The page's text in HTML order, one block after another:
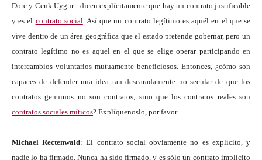
Dore y Cenk Uygur– dicen explícitamente que hay un contrato justificable
y es el contrato social . Así que un contrato legítimo es aquél en el que se
vive dentro de un área geográfica que el estado pretende gobernar, pero un
contrato legítimo no es aquel en el que se elige operar participando en
intercambios voluntarios mutuamente beneficiosos. Entonces, ¿cómo son
capaces de defender una idea tan descaradamente no secular de que los
contratos genuinos no son contratos, sino que los contratos reales son
contratos sociales míticos? Explíquenoslo, por favor.
Michael Rectenwald: El contrato social obviamente no es explícito, y
nadie lo ha firmado. Nunca ha sido firmado, y es sólo un contrato implícito